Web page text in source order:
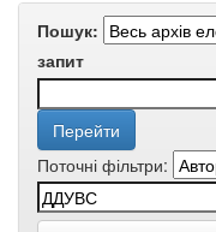
Пошук:
запит
Поточні фільтри: